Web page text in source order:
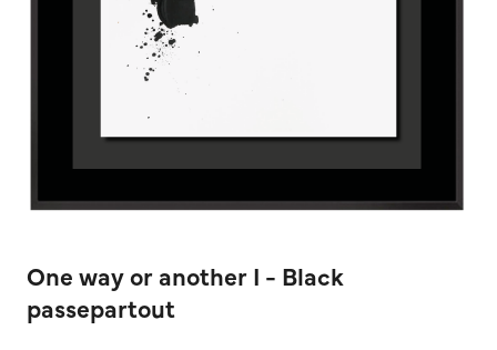
One way or another I - Black
passepartout